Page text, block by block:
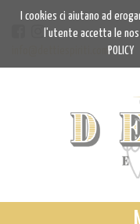
info@dettiespiriti.com
I cookies ci aiutano ad
l'utente accetta le
POLICY